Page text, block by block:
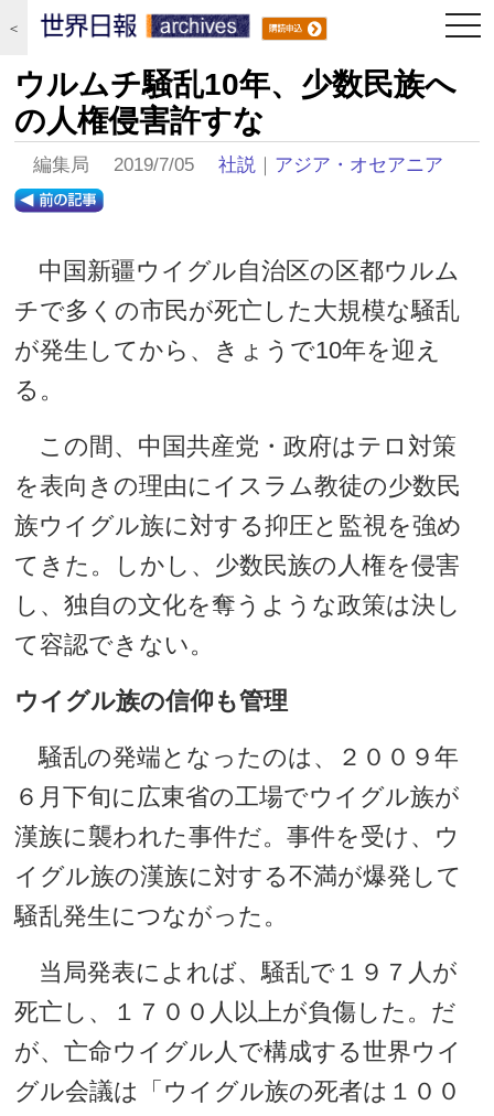
＜
ウルムチ騒乱10年、少数民族へ
の人権侵害許すな
編集局 2019/7/05社説 ｜ アジア・オセアニア
中国新疆ウイグル自治区の区都ウルム
チで多くの市民が死亡した大規模な騒乱
が発生してから、きょうで10年を迎え
る。
この間、中国共産党・政府はテロ対策
を表向きの理由にイスラム教徒の少数民
族ウイグル族に対する抑圧と監視を強め
てきた。しかし、少数民族の人権を侵害
し、独自の文化を奪うような政策は決し
て容認できない。
ウイグル族の信仰も管理
騒乱の発端となったのは、２００９年
６月下旬に広東省の工場でウイグル族が
漢族に襲われた事件だ。事件を受け、ウ
イグル族の漢族に対する不満が爆発して
騒乱発生につながった。
当局発表によれば、騒乱で１９７人が
死亡し、１７００人以上が負傷した。だ
が、亡命ウイグル人で構成する世界ウイ
グル会議は「ウイグル族の死者は１００